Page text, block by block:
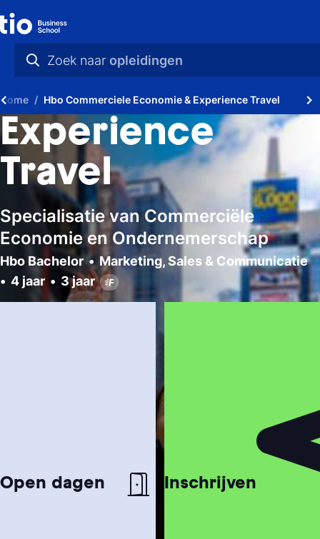
Zoek naar opleidingen
videos
nieuws
opleidingen
Home Hbo Commerciele Economie & Experience Travel
Experience
Travel
Specialisatie van Commerciële
Economie en Ondernemerschap
Hbo Bachelor
Marketing, Sales & Communicatie
4 jaar
3 jaar
Open dagen Inschrijven